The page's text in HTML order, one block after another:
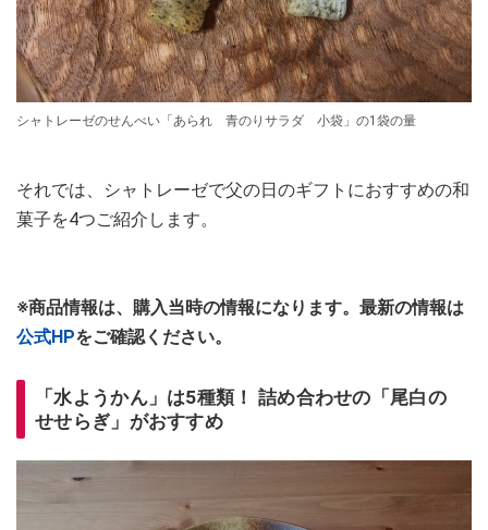
シャトレーゼのせんべい「あられ 青のりサラダ 小袋」の1袋の量
それでは、シャトレーゼで父の日のギフトにおすすめの和
菓子を4つご紹介します。
※商品情報は、購入当時の情報になります。最新の情報は
公式HPをご確認ください。
「水ようかん」は5種類！ 詰め合わせの「尾白の
せせらぎ」がおすすめ